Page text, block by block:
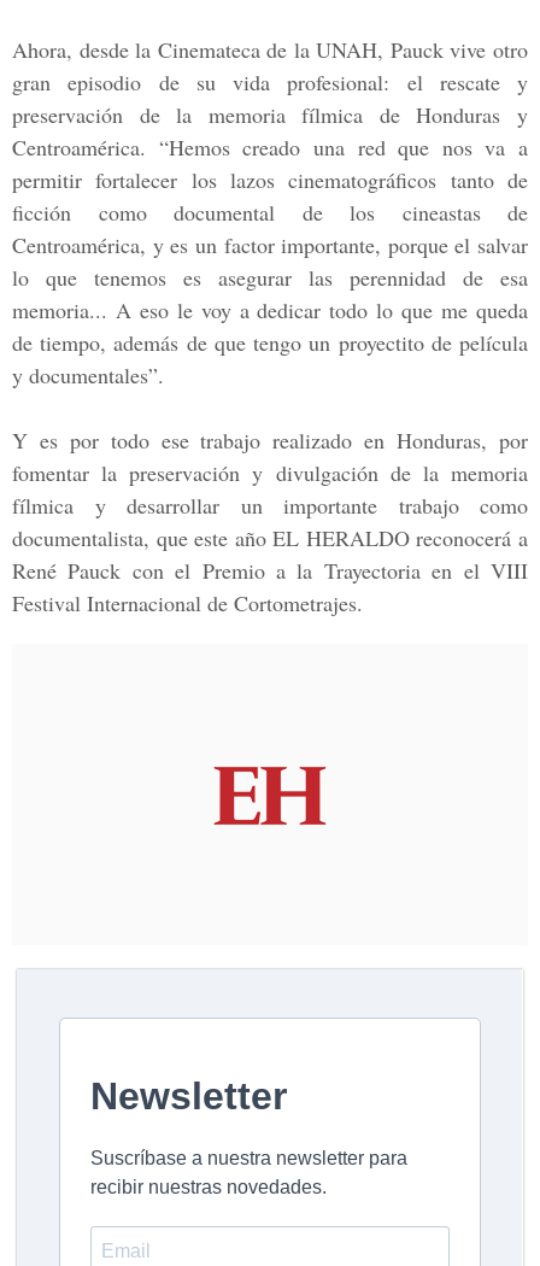
Ahora, desde la Cinemateca de la UNAH, Pauck vive otro
gran episodio de su vida profesional: el rescate y
preservación de la memoria fílmica de Honduras y
Centroamérica. “Hemos creado una red que nos va a
permitir fortalecer los lazos cinematográficos tanto de
ficción como documental de los cineastas de
Centroamérica, y es un factor importante, porque el salvar
lo que tenemos es asegurar las perennidad de esa
memoria... A eso le voy a dedicar todo lo que me queda
de tiempo, además de que tengo un proyectito de película
y documentales”.
Y es por todo ese trabajo realizado en Honduras, por
fomentar la preservación y divulgación de la memoria
fílmica y desarrollar un importante trabajo como
documentalista, que este añoEL HERALDO reconocerá a
René Pauck con el Premio a la Trayectoria en el VIII
Festival Internacional de Cortometrajes.